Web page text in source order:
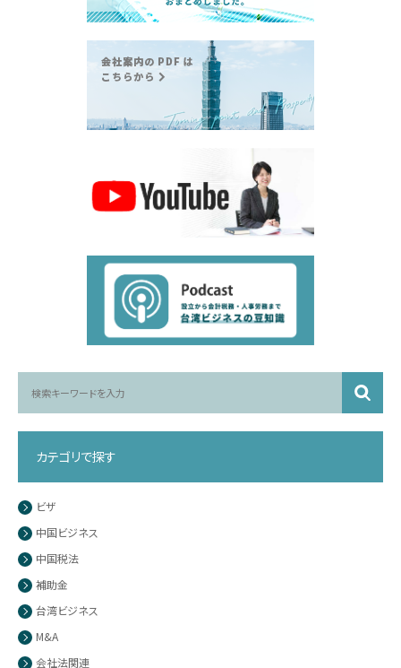
カテゴリで探す
ビザ
中国ビジネス
中国税法
補助金
台湾ビジネス
M&A
会社法関連